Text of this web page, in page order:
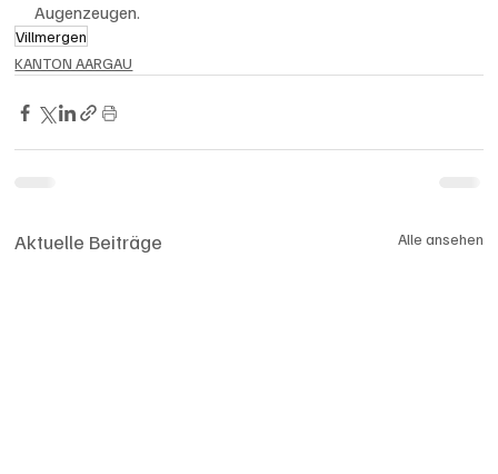
Augenzeugen.
Villmergen
KANTON AARGAU
Aktuelle Beiträge Alle ansehen